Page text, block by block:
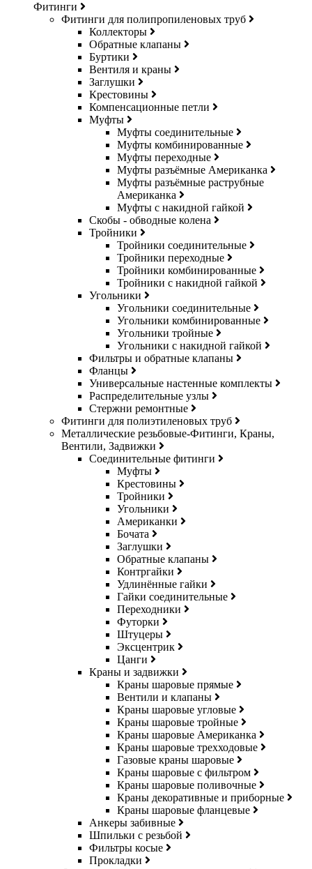
Фитинги
Фитинги для полипропиленовых труб
Коллекторы
Обратные клапаны
Буртики
Вентиля и краны
Заглушки
Крестовины
Компенсационные петли
Муфты
Муфты соединительные
Муфты комбинированные
Муфты переходные
Муфты разъёмные Американка
Муфты разъёмные раструбные
Американка
Муфты с накидной гайкой
Скобы - обводные колена
Тройники
Тройники соединительные
Тройники переходные
Тройники комбинированные
Тройники с накидной гайкой
Угольники
Угольники соединительные
Угольники комбинированные
Угольники тройные
Угольники с накидной гайкой
Фильтры и обратные клапаны
Фланцы
Универсальные настенные комплекты
Распределительные узлы
Стержни ремонтные
Фитинги для полиэтиленовых труб
Металлические резьбовые-Фитинги, Краны,
Вентили, Задвижки
Соединительные фитинги
Муфты
Крестовины
Тройники
Угольники
Американки
Бочата
Заглушки
Обратные клапаны
Контргайки
Удлинённые гайки
Гайки соединительные
Переходники
Футорки
Штуцеры
Эксцентрик
Цанги
Краны и задвижки
Краны шаровые прямые
Вентили и клапаны
Краны шаровые угловые
Краны шаровые тройные
Краны шаровые Американка
Краны шаровые трехходовые
Газовые краны шаровые
Краны шаровые с фильтром
Краны шаровые поливочные
Краны декоративные и приборные
Краны шаровые фланцевые
Анкеры забивные
Шпильки с резьбой
Фильтры косые
Прокладки